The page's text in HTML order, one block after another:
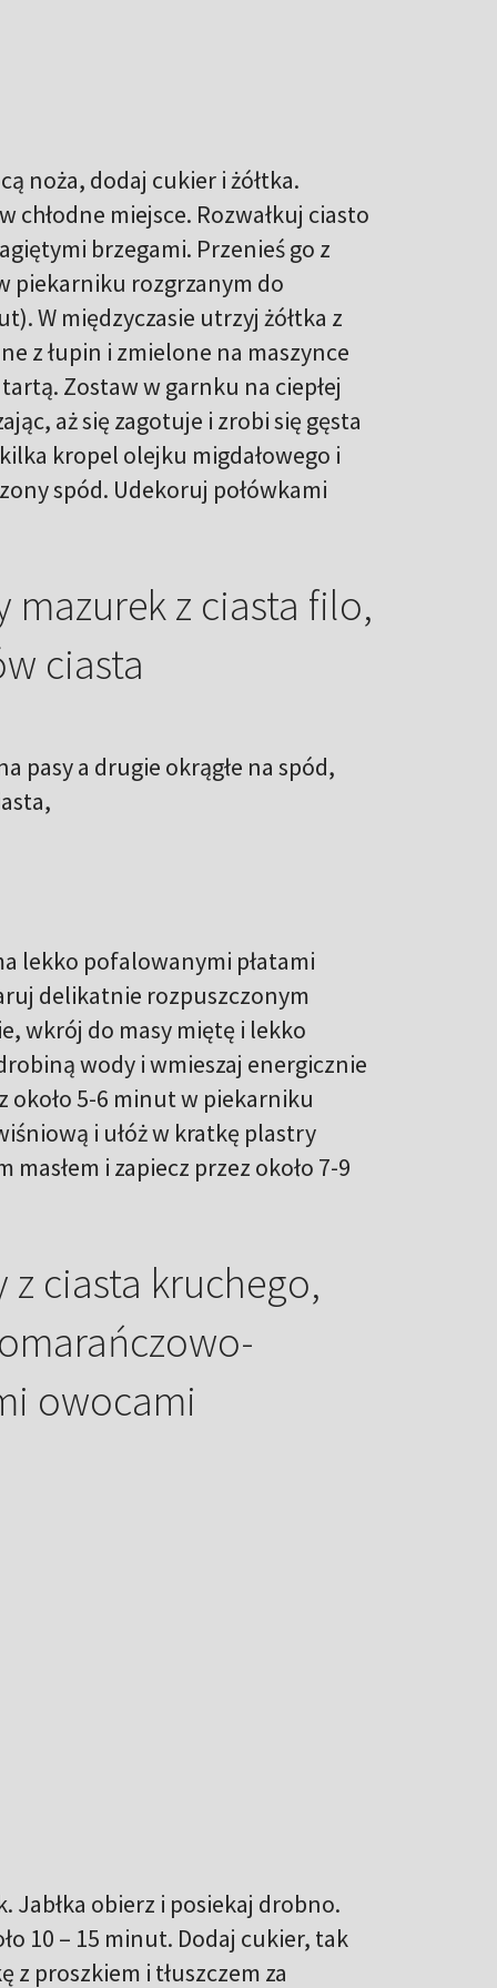
noża, dodaj cukier i żółtka.
chłodne miejsce. Rozwałkuj ciasto
brzegami. Przenieś go z
piekarniku rozgrzanym do
W międzyczasie utrzyj żółtka z
z łupin i zmielone na maszynce
Zostaw w garnku na ciepłej
aż się zagotuje i zrobi się gęsta
kropel olejku migdałowego i
spód. Udekoruj połówkami
mazurek z ciasta filo,
ciasta
pasy a drugie okrągłe na spód,
lekko pofalowanymi płatami
delikatnie rozpuszczonym
wkrój do masy miętę i lekko
wody i wmieszaj energicznie
około 5-6 minut w piekarniku
i ułóż w kratkę plastry
i zapiecz przez około 7-9
ciasta kruchego,
owocami
Jabłka obierz i posiekaj drobno.
10 – 15 minut. Dodaj cukier, tak
z proszkiem i tłuszczem za